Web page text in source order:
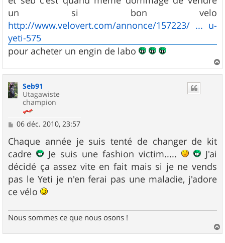
un si bon velo
http://www.velovert.com/annonce/157223/ ... u-
yeti-575
pour acheter un engin de labo
a
Seb91
Utagawiste
champion
M
s
s
a
g
e
06 déc. 2010, 23:57
Chaque année je suis tenté de changer de kit
cadre
Je suis une fashion victim.....
J'ai
décidé ça assez vite en fait mais si je ne vends
pas le Yeti je n'en ferai pas une maladie, j'adore
ce vélo
Nous sommes ce que nous osons !
a